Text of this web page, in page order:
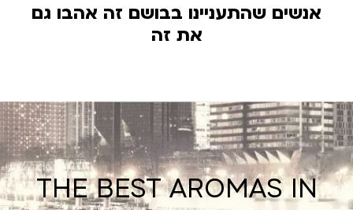
אנשים שהתעניינו בבושם זה אהבו גם
את זה
THE BEST AROMAS IN